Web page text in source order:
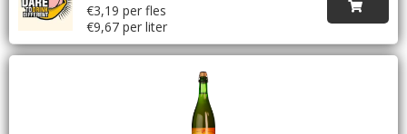
€3,19 per fles
€9,67 per liter